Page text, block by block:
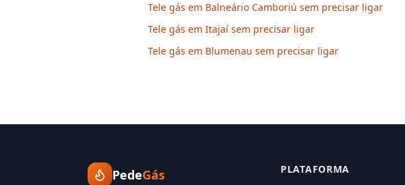
Tele gás em Balneário Camboriú sem precisar ligar
Tele gás em Itajaí sem precisar ligar
Tele gás em Blumenau sem precisar ligar
PedeGás
PLATAFORMA